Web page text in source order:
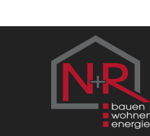
Zum